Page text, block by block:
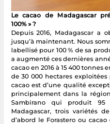
Le cacao de Madagascar
100% » ?
Depuis 2016, Madagascar a
jusqu’à maintenant. Nous
labellisé pour 100 % de sa
a augmenté ces dernières
cacao en 2016 à 15 400 tonnes
de 30 000 hectares
cacao est d’une qualité
principalement dans la
Sambirano qui produit
Madagascar, trois variétés
d’abord le Forastero ou